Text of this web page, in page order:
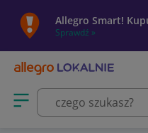
Allegro Smart!
Sprawdź »
Otwórz menu z kategoriami